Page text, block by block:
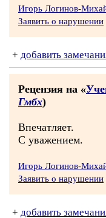
Игорь Логинов-
Заявить о нарушении
+ добавить
Рецензия на «
Гмбх)
Впечатляет.
С уважением.
Игорь Логинов-
Заявить о нарушении
+ добавить